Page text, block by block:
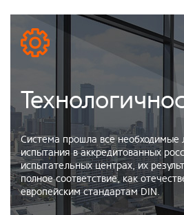
Система прошла все необходимые
испытания в аккредитованных
испытательных центрах, их
полное соответствие, как
европейским стандартам DIN.